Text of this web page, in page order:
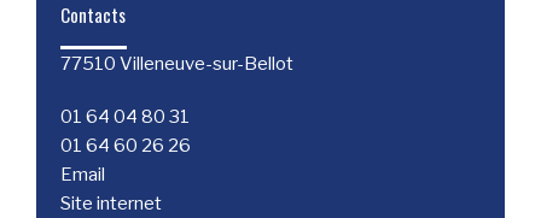
Contacts
77510 Villeneuve-sur-Bellot
01 64 04 80 31
01 64 60 26 26
Email
Site internet